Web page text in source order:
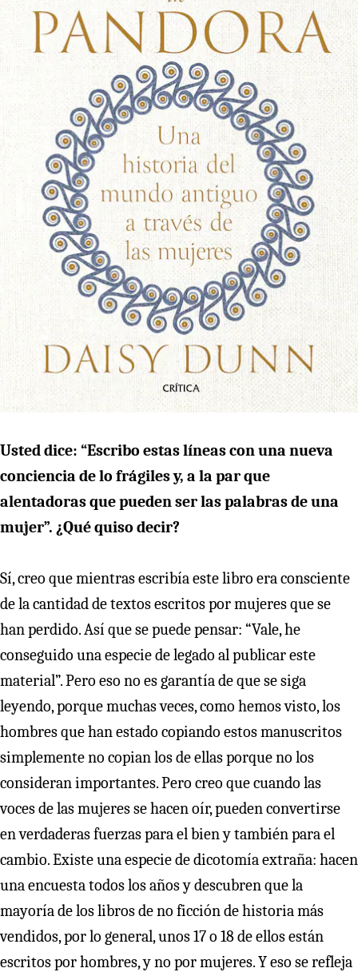
Usted dice: “Escribo estas líneas con una nueva
conciencia de lo frágiles y, a la par que
alentadoras que pueden ser las palabras de una
mujer”. ¿Qué quiso decir?
Sí, creo que mientras escribía este libro era consciente
de la cantidad de textos escritos por mujeres que se
han perdido. Así que se puede pensar: “Vale, he
conseguido una especie de legado al publicar este
material”. Pero eso no es garantía de que se siga
leyendo, porque muchas veces, como hemos visto, los
hombres que han estado copiando estos manuscritos
simplemente no copian los de ellas porque no los
consideran importantes. Pero creo que cuando las
voces de las mujeres se hacen oír, pueden convertirse
en verdaderas fuerzas para el bien y también para el
cambio. Existe una especie de dicotomía extraña: hacen
una encuesta todos los años y descubren que la
mayoría de los libros de no ficción de historia más
vendidos, por lo general, unos 17 o 18 de ellos están
escritos por hombres, y no por mujeres. Y eso se refleja